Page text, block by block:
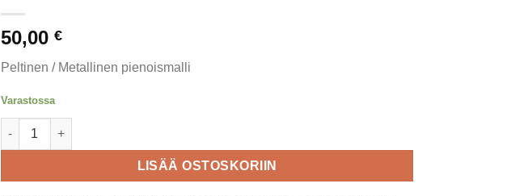
50,00 €
Peltinen / Metallinen pienoismalli
Varastossa
Fiat 500 määrä
LISÄÄ OSTOSKORIIN